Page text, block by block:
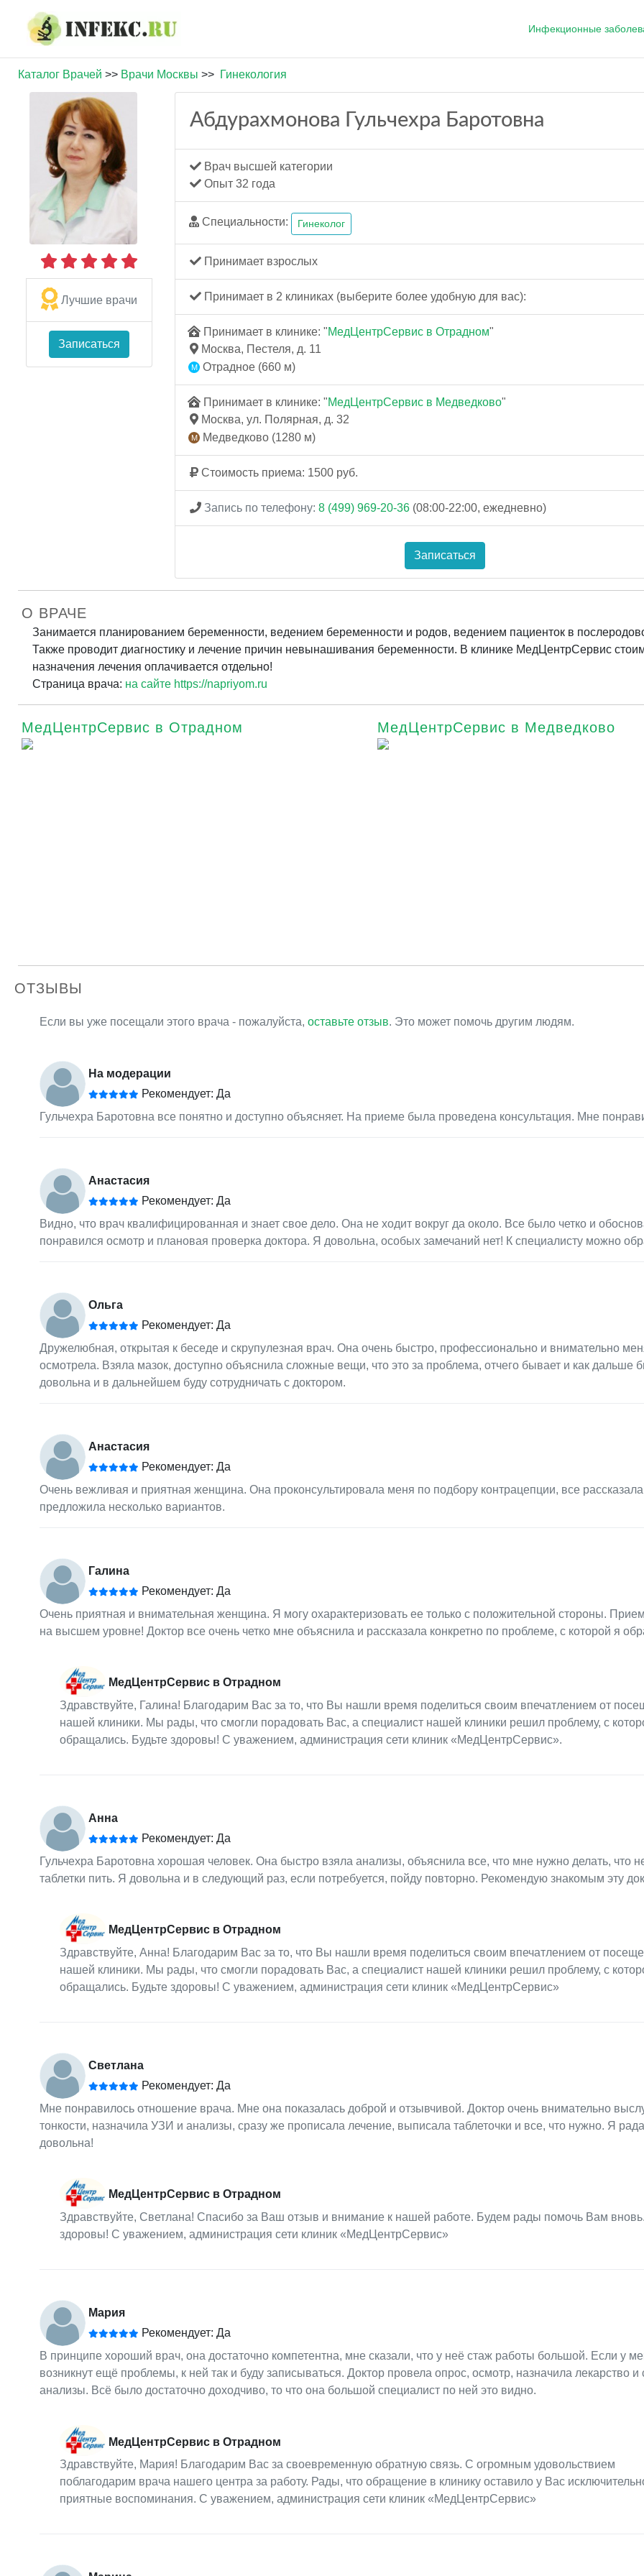
Инфекционные
Каталог Врачей >> Врачи Москвы >> Гинекология
Лучшие врачи
Записаться
Абдурахмонова Гульчехра Баротовна
Врач высшей категории
Опыт 32 года
Специальности: Гинеколог
Принимает взрослых
Принимает в 2 клиниках (выберите более удобную для вас):
Принимает в клинике: "МедЦентрСервис в Отрадном"
Москва, Пестеля, д. 11
Отрадное (660 м)
Принимает в клинике: "МедЦентрСервис в Медведково"
Москва, ул. Полярная, д. 32
Медведково (1280 м)
Стоимость приема: 1500 руб.
Запись по телефону: 8 (499) 969-20-36 (08:00-22:00, ежедневно)
Записаться
О ВРАЧЕ
Занимается планированием беременности, ведением беременности и родов, ведением пациенток в
Также проводит диагностику и лечение причин невынашивания беременности. В клинике МедЦентрСервис
назначения лечения оплачивается отдельно!
Страница врача: на сайте https://napriyom.ru
МедЦентрСервис в Отрадном МедЦентрСервис в Медведково
ОТЗЫВЫ
Если вы уже посещали этого врача - пожалуйста, оставьте отзыв. Это может помочь другим людям.
На модерации
Рекомендует: Да
Гульчехра Баротовна все понятно и доступно объясняет. На приеме была проведена консультация. Мне
Анастасия
Рекомендует: Да
Видно, что врач квалифицированная и знает свое дело. Она не ходит вокруг да около. Все было четко и
понравился осмотр и плановая проверка доктора. Я довольна, особых замечаний нет! К специалисту можно
Ольга
Рекомендует: Да
Дружелюбная, открытая к беседе и скрупулезная врач. Она очень быстро, профессионально и внимательно
осмотрела. Взяла мазок, доступно объяснила сложные вещи, что это за проблема, отчего бывает и как дальше
довольна и в дальнейшем буду сотрудничать с доктором.
Анастасия
Рекомендует: Да
Очень вежливая и приятная женщина. Она проконсультировала меня по подбору контрацепции, все
предложила несколько вариантов.
Галина
Рекомендует: Да
Очень приятная и внимательная женщина. Я могу охарактеризовать ее только с положительной стороны.
на высшем уровне! Доктор все очень четко мне объяснила и рассказала конкретно по проблеме, с которой я
МедЦентрСервис в Отрадном
Здравствуйте, Галина! Благодарим Вас за то, что Вы нашли время поделиться своим впечатлением от
нашей клиники. Мы рады, что смогли порадовать Вас, а специалист нашей клиники решил проблему, с
обращались. Будьте здоровы! С уважением, администрация сети клиник «МедЦентрСервис».
Анна
Рекомендует: Да
Гульчехра Баротовна хорошая человек. Она быстро взяла анализы, объяснила все, что мне нужно делать, что
таблетки пить. Я довольна и в следующий раз, если потребуется, пойду повторно. Рекомендую знакомым эту
МедЦентрСервис в Отрадном
Здравствуйте, Анна! Благодарим Вас за то, что Вы нашли время поделиться своим впечатлением от
нашей клиники. Мы рады, что смогли порадовать Вас, а специалист нашей клиники решил проблему, с
обращались. Будьте здоровы! С уважением, администрация сети клиник «МедЦентрСервис»
Светлана
Рекомендует: Да
Мне понравилось отношение врача. Мне она показалась доброй и отзывчивой. Доктор очень внимательно
тонкости, назначила УЗИ и анализы, сразу же прописала лечение, выписала таблеточки и все, что нужно. Я
довольна!
МедЦентрСервис в Отрадном
Здравствуйте, Светлана! Спасибо за Ваш отзыв и внимание к нашей работе. Будем рады помочь Вам
здоровы! С уважением, администрация сети клиник «МедЦентрСервис»
Мария
Рекомендует: Да
В принципе хороший врач, она достаточно компетентна, мне сказали, что у неё стаж работы большой. Если у
возникнут ещё проблемы, к ней так и буду записываться. Доктор провела опрос, осмотр, назначила лекарство и
анализы. Всё было достаточно доходчиво, то что она большой специалист по ней это видно.
МедЦентрСервис в Отрадном
Здравствуйте, Мария! Благодарим Вас за своевременную обратную связь. С огромным удовольствием
поблагодарим врача нашего центра за работу. Рады, что обращение в клинику оставило у Вас
приятные воспоминания. С уважением, администрация сети клиник «МедЦентрСервис»